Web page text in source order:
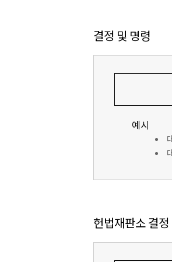
결정 및 명령
예시
헌법재판소 결정